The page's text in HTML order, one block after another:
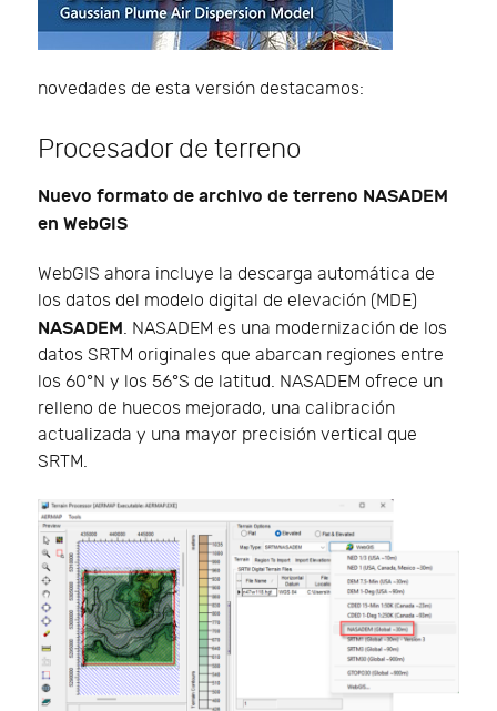
novedades de esta versión destacamos:
Procesador de terreno
Nuevo formato de archivo de terreno NASADEM
en WebGIS
WebGIS ahora incluye la descarga automática de
los datos del modelo digital de elevación (MDE)
NASADEM. NASADEM es una modernización de los
datos SRTM originales que abarcan regiones entre
los 60°N y los 56°S de latitud. NASADEM ofrece un
relleno de huecos mejorado, una calibración
actualizada y una mayor precisión vertical que
SRTM.